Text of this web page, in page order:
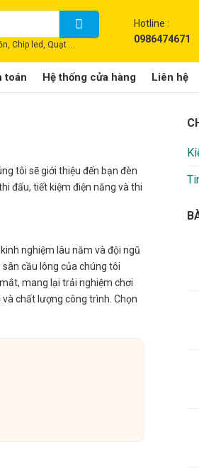
Chip led, Quạt ...
Hotline :
0986474671
toán Hệ thống cửa hàng Liên hệ
tôi sẽ giới thiệu đến bạn đèn
đấu, tiết kiệm điện năng và thi
nghiệm lâu năm và đội ngũ
cầu lông của chúng tôi
mang lại trải nghiệm chơi
chất lượng công trình. Chọn